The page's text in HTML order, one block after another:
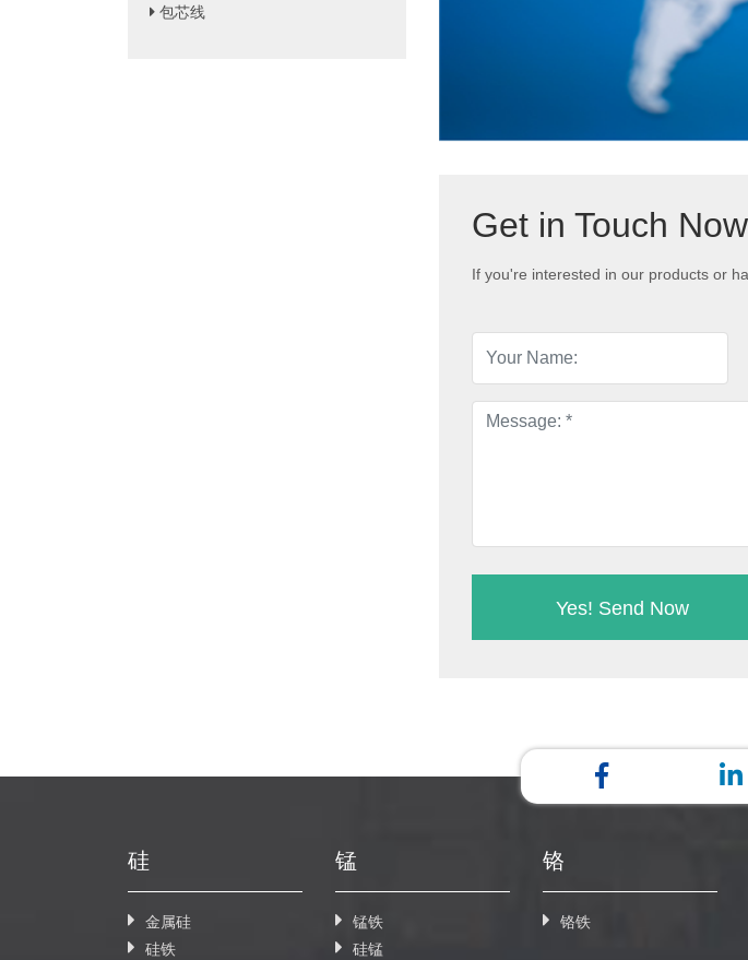
Get in Touch Now
If you're interested in our products or
包芯线
硅
金属硅
硅铁
锰
锰铁
硅锰
铬
铬铁